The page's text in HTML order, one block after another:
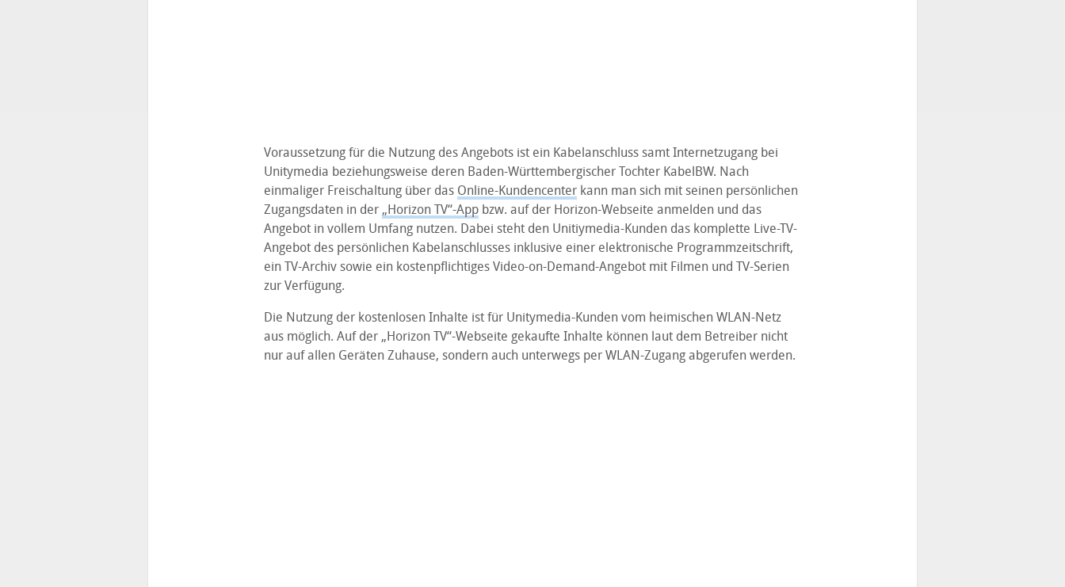
Voraussetzung für die Nutzung des Angebots ist ein Kabelanschluss samt Internetzugang bei
Unitymedia beziehungsweise deren Baden-Württembergischer Tochter KabelBW. Nach
einmaliger Freischaltung über das Online-Kundencenterkann man sich mit seinen persönlichen
Zugangsdaten in der „Horizon TV“-Appbzw. auf der Horizon-Webseite anmelden und das
Angebot in vollem Umfang nutzen. Dabei steht den Unitiymedia-Kunden das komplette Live-TV-
Angebot des persönlichen Kabelanschlusses inklusive einer elektronische Programmzeitschrift,
ein TV-Archiv sowie ein kostenpflichtiges Video-on-Demand-Angebot mit Filmen und TV-Serien
zur Verfügung.
Die Nutzung der kostenlosen Inhalte ist für Unitymedia-Kunden vom heimischen WLAN-Netz
aus möglich. Auf der „Horizon TV“-Webseite gekaufte Inhalte können laut dem Betreiber nicht
nur auf allen Geräten Zuhause, sondern auch unterwegs per WLAN-Zugang abgerufen werden.